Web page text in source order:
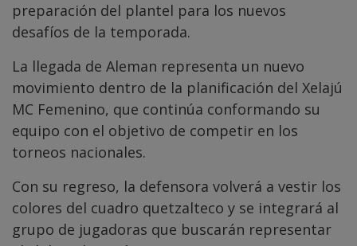
preparación del plantel para los nuevos
desafíos de la temporada.
La llegada de Aleman representa un nuevo
movimiento dentro de la planificación del Xelajú
MC Femenino, que continúa conformando su
equipo con el objetivo de competir en los
torneos nacionales.
Con su regreso, la defensora volverá a vestir los
colores del cuadro quetzalteco y se integrará al
grupo de jugadoras que buscarán representar